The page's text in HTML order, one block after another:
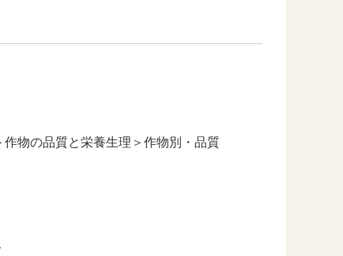
物の品質と栄養生理＞作物別・品質